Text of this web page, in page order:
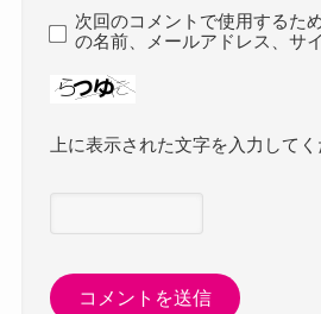
次回のコメントで使用するた
の名前、メールアドレス、サ
上に表示された文字を入力してく